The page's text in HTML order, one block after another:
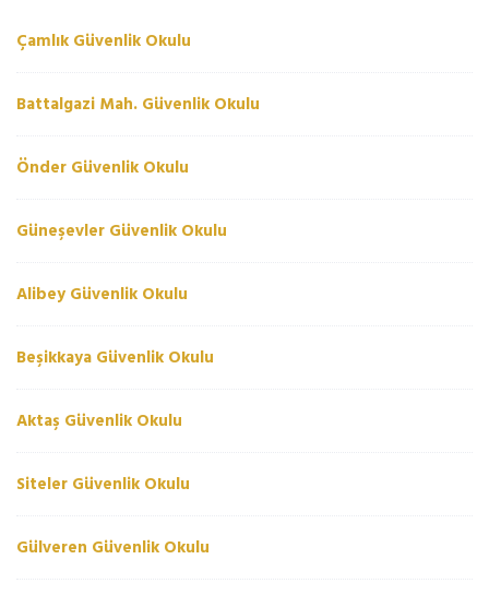
Çamlık Güvenlik Okulu
Battalgazi Mah. Güvenlik Okulu
Önder Güvenlik Okulu
Güneşevler Güvenlik Okulu
Alibey Güvenlik Okulu
Beşikkaya Güvenlik Okulu
Aktaş Güvenlik Okulu
Siteler Güvenlik Okulu
Gülveren Güvenlik Okulu